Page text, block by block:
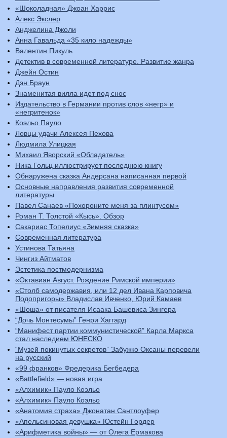
«Шоколадная» Джоан Харрис
Алекс Экслер
Анджелина Джоли
Анна Гавальда «35 кило надежды»
Валентин Пикуль
Детектив в современной литературе. Развитие жанра
Джейн Остин
Дэн Браун
Знаменитая вилла идет под снос
Издательство в Германии против слов «негр» и
«негритенок»
Коэльо Пауло
Ловцы удачи Алексея Пехова
Людмила Улицкая
Михаил Яворский «Обладатель»
Ника Гольц иллюстрирует последнюю книгу
Обнаружена сказка Андерсана написанная первой
Основные направления развития современной
литературы
Павел Санаев «Похороните меня за плинтусом»
Роман Т. Толстой «Кысь». Обзор
Сакариас Топелиус «Зимняя сказка»
Современная литература
Устинова Татьяна
Чингиз Айтматов
Эстетика постмодернизма
«Октавиан Август. Рождение Римской империи»
«Столб самодержавия, или 12 дел Ивана Карповича
Подопригоры» Владислав Ивченко, Юрий Камаев
«Шоша» от писателя Исаака Башевиса Зингера
“Дочь Монтесумы” Генри Хаггард
“Манифест партии коммунистической” Карла Маркса
стал наследием ЮНЕСКО
“Музей покинутых секретов” Забужко Оксаны перевели
на русский
«99 франков» Фредерика Бегбедера
«Battlefield» — новая игра
«Алхимик» Пауло Коэльо
«Алхимик» Пауло Коэльо
«Анатомия страха» Джонатан Сантлоуфер
«Апельсиновая девушка» Юстейн Гордер
«Арифметика войны» — от Олега Ермакова